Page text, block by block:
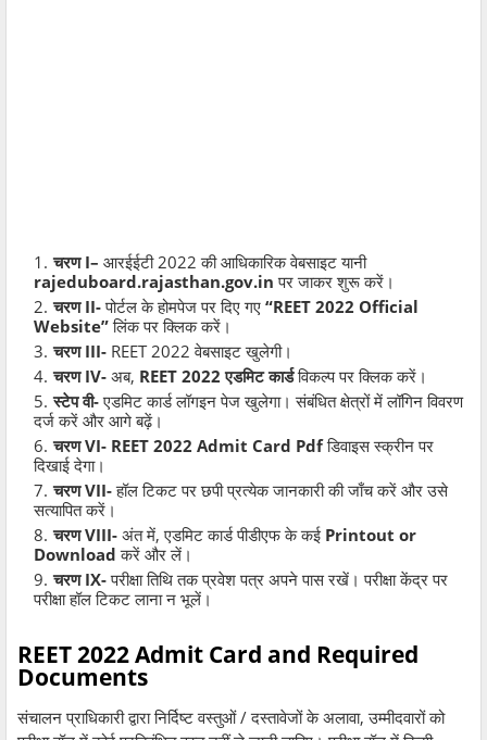
चरण I– आरईईटी 2022 की आधिकारिक वेबसाइट यानी
rajeduboard.rajasthan.gov.in पर जाकर शुरू करें।
चरण II-पोर्टल के होमपेज पर दिए गए “REET 2022 Official
Website”लिंक पर क्लिक करें।
चरण III- REET 2022 वेबसाइट खुलेगी।
चरण IV- अब, REET 2022 एडमिट कार्डविकल्प पर क्लिक करें।
स्टेप वी-एडमिट कार्ड लॉगइन पेज खुलेगा। संबंधित क्षेत्रों में लॉगिन विवरण
दर्ज करें और आगे बढ़ें।
चरण VI- REET 2022 Admit Card Pdfडिवाइस स्क्रीन पर
दिखाई देगा।
चरण VII-हॉल टिकट पर छपी प्रत्येक जानकारी की जाँच करें और उसे
सत्यापित करें।
चरण VIII- अंत में, एडमिट कार्ड पीडीएफ के कई Printout or
Download करें और लें।
चरण IX-परीक्षा तिथि तक प्रवेश पत्र अपने पास रखें। परीक्षा केंद्र पर
परीक्षा हॉल टिकट लाना न भूलें।
REET 2022 Admit Card and Required
Documents
संचालन प्राधिकारी द्वारा निर्दिष्ट वस्तुओं / दस्तावेजों के अलावा, उम्मीदवारों को